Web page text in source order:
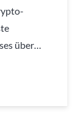
über…